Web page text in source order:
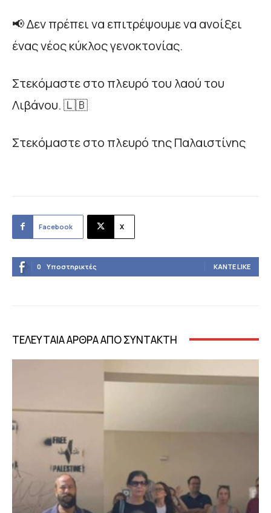
📢 Δεν πρέπει να επιτρέψουμε να ανοίξει
ένας νέος κύκλος γενοκτονίας.
Στεκόμαστε στο πλευρό του λαού του
Λιβάνου. 🇱🇧
Στεκόμαστε στο πλευρό της Παλαιστίνης
Facebook X
0 Υποστηρικτές ΚΆΝΤΕ LIKE
ΤΕΛΕΥΤΑΙΑ ΑΡΘΡΑ ΑΠΟ ΣΥΝΤΑΚΤΗ